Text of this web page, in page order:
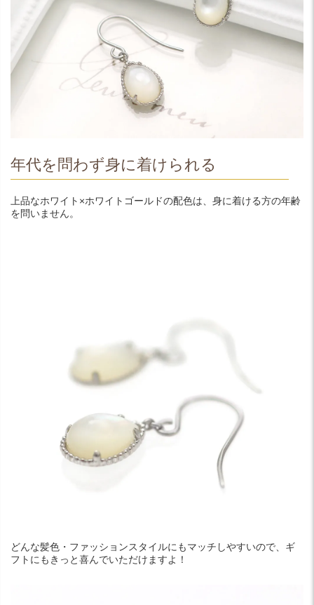
年代を問わず身に着けられる
上品なホワイト×ホワイトゴールドの配色は、身に着ける方の年齢
を問いません。
どんな髪色・ファッションスタイルにもマッチしやすいので、ギ
フトにもきっと喜んでいただけますよ！